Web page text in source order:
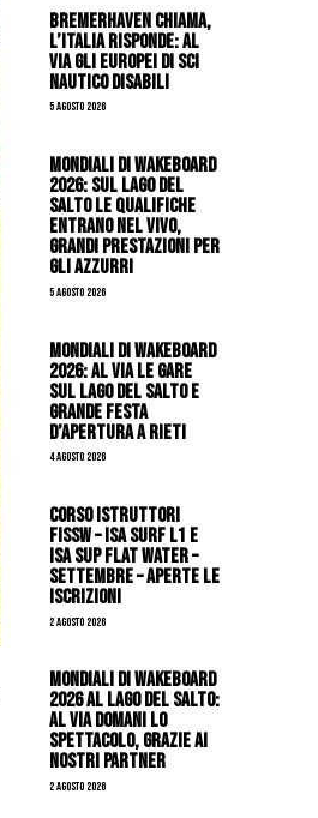
Bremerhaven chiama,
l’Italia risponde: al
via gli Europei di Sci
Nautico Disabili
5 Agosto 2026
Mondiali di Wakeboard
2026: sul Lago del
Salto le qualifiche
entrano nel vivo,
grandi prestazioni per
gli azzurri
5 Agosto 2026
Mondiali di Wakeboard
2026: al via le gare
sul Lago del Salto e
grande festa
d’apertura a Rieti
4 Agosto 2026
CORSO ISTRUTTORI
FISSW – ISA SURF L1 e
ISA SUP Flat Water –
SETTEMBRE – APERTE LE
ISCRIZIONI
2 Agosto 2026
Mondiali di Wakeboard
2026 al Lago del Salto:
al via domani lo
spettacolo, grazie ai
nostri Partner
2 Agosto 2026